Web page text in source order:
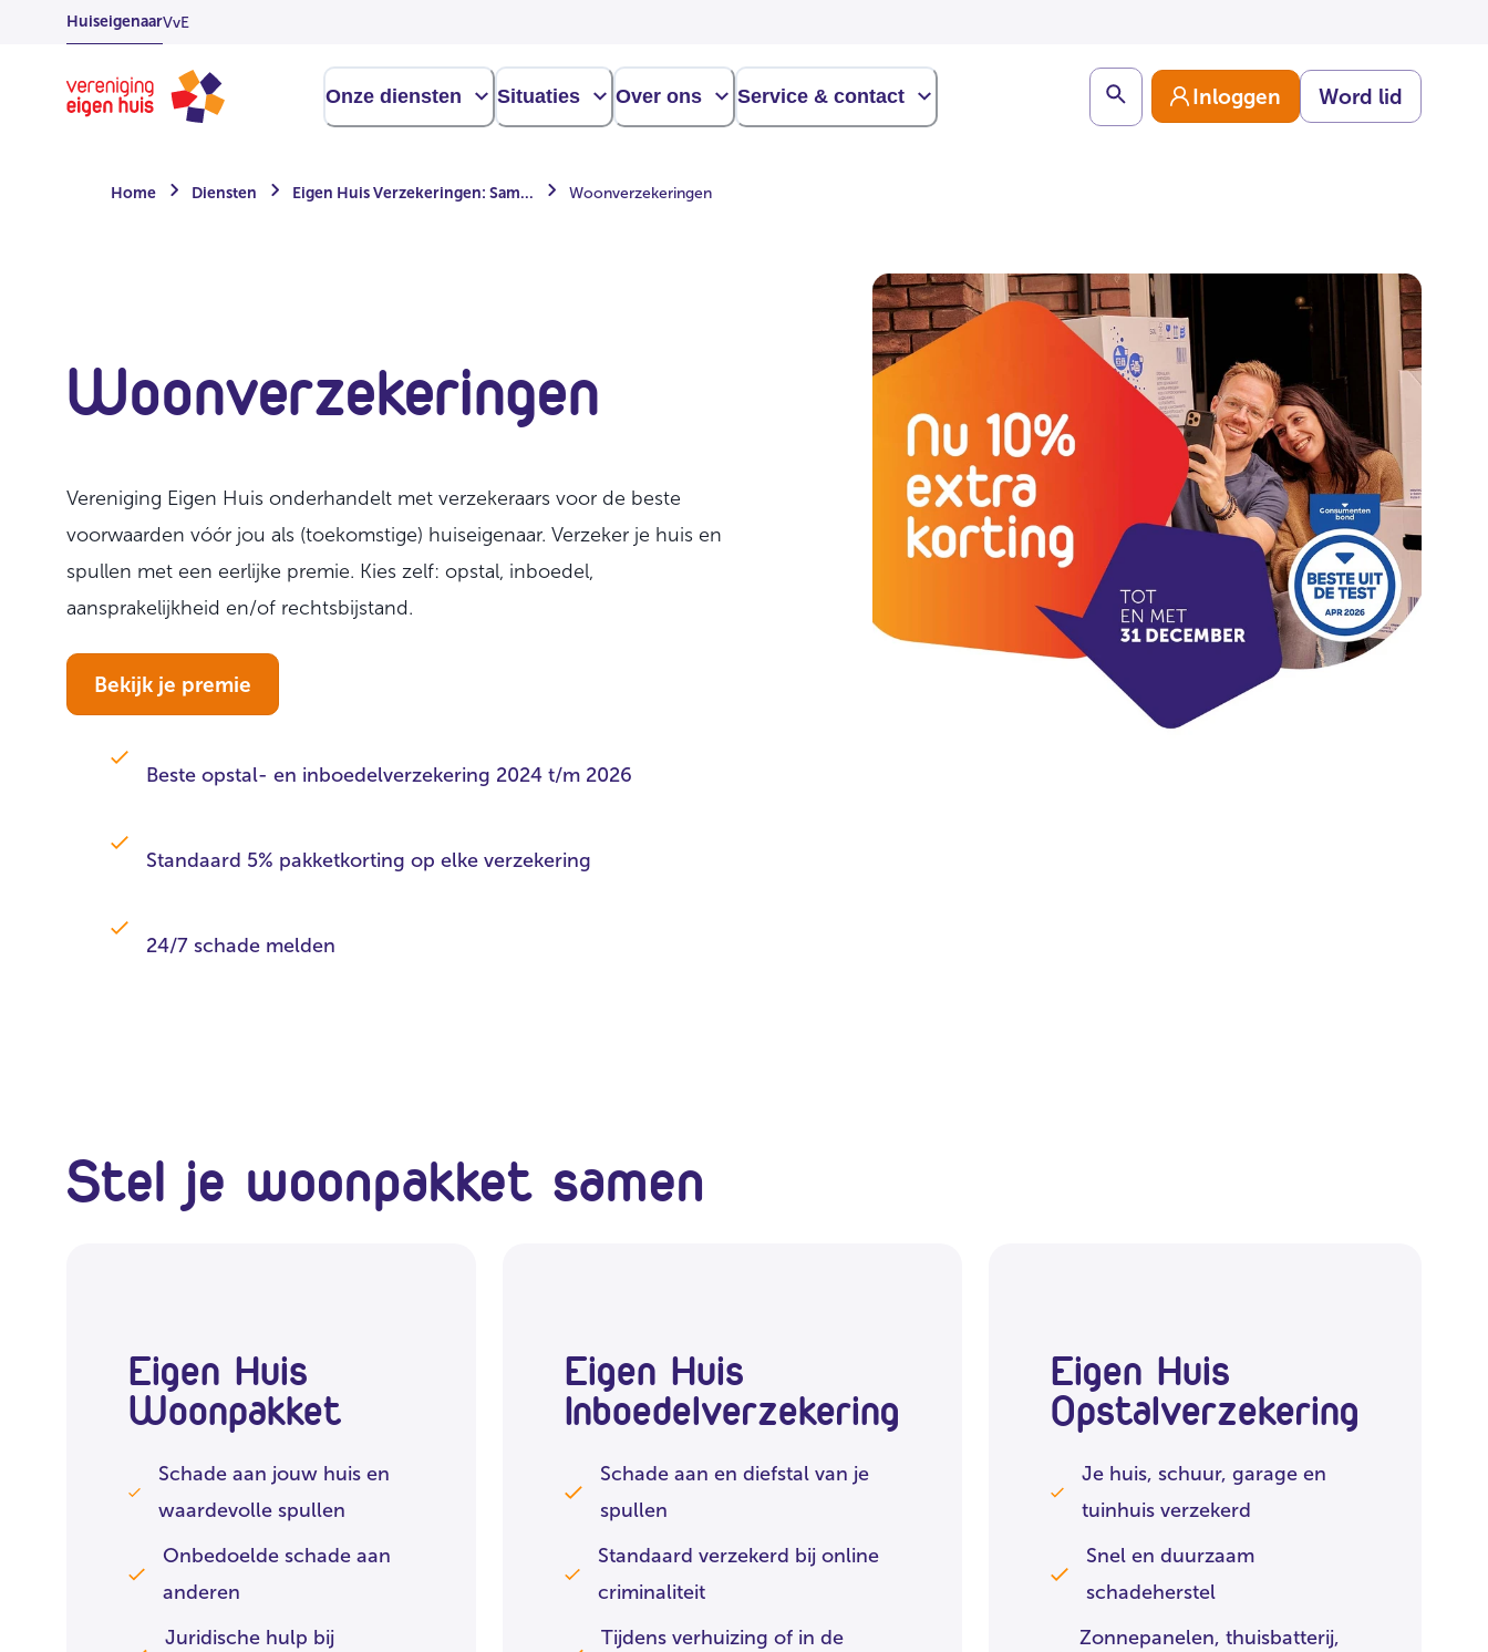
OverslaanHuiseigenaarVvE
Homepage
Onze diensten Situaties Over ons Service & contact Search Inloggen Word lid
Home Diensten Eigen Huis Verzekeringen: Sam... Woonverzekeringen
Woonverzekeringen
Vereniging Eigen Huis onderhandelt met verzekeraars voor de beste
voorwaarden vóór jou als (toekomstige) huiseigenaar. Verzeker je huis en
spullen met een eerlijke premie. Kies zelf: opstal, inboedel,
aansprakelijkheid en/of rechtsbijstand.
Bekijk je premie
Beste opstal- en inboedelverzekering 2024 t/m 2026
Standaard 5% pakketkorting op elke verzekering
24/7 schade melden
Stel je woonpakket samen
Eigen Huis
Woonpakket
Schade aan jouw huis en
waardevolle spullen
Onbedoelde schade aan
anderen
Juridische hulp bij
Eigen Huis
Inboedelverzekering
Schade aan en diefstal van je
spullen
Standaard verzekerd bij online
criminaliteit
Tijdens verhuizing of in de
Eigen Huis
Opstalverzekering
Je huis, schuur, garage en
tuinhuis verzekerd
Snel en duurzaam
schadeherstel
Zonnepanelen, thuisbatterij,